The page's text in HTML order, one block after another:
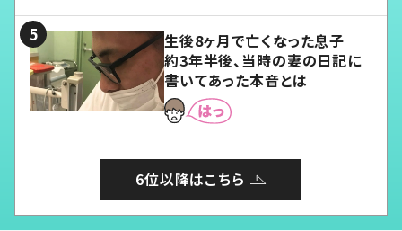
生後8ヶ月で亡くなった息子
約3年半後、当時の妻の日記に
書いてあった本音とは
6位以降はこちら